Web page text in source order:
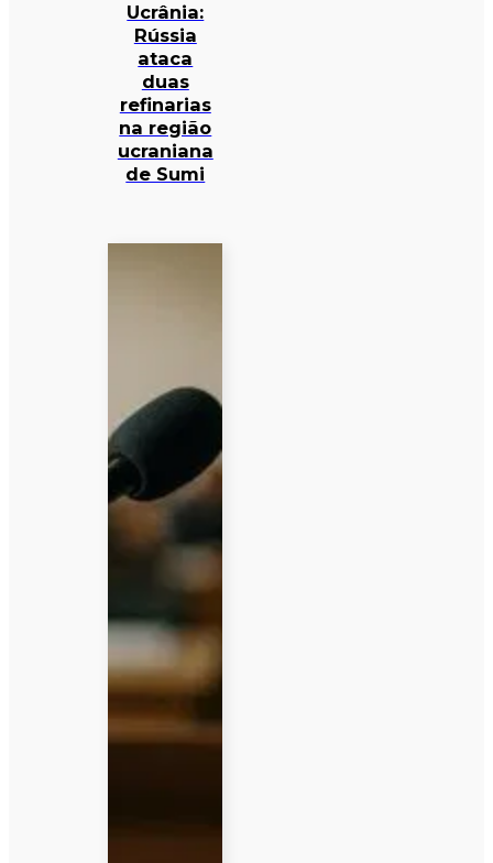
Ucrânia:
Rússia
ataca
duas
refinarias
na região
ucraniana
de Sumi